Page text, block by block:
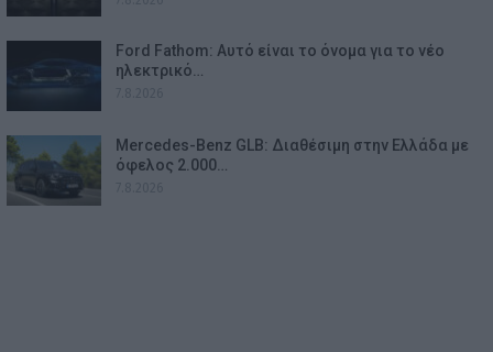
Ford Fathom: Αυτό είναι το όνομα για το νέο
ηλεκτρικό…
Mercedes-Benz GLB: Διαθέσιμη στην Ελλάδα με
όφελος 2.000…